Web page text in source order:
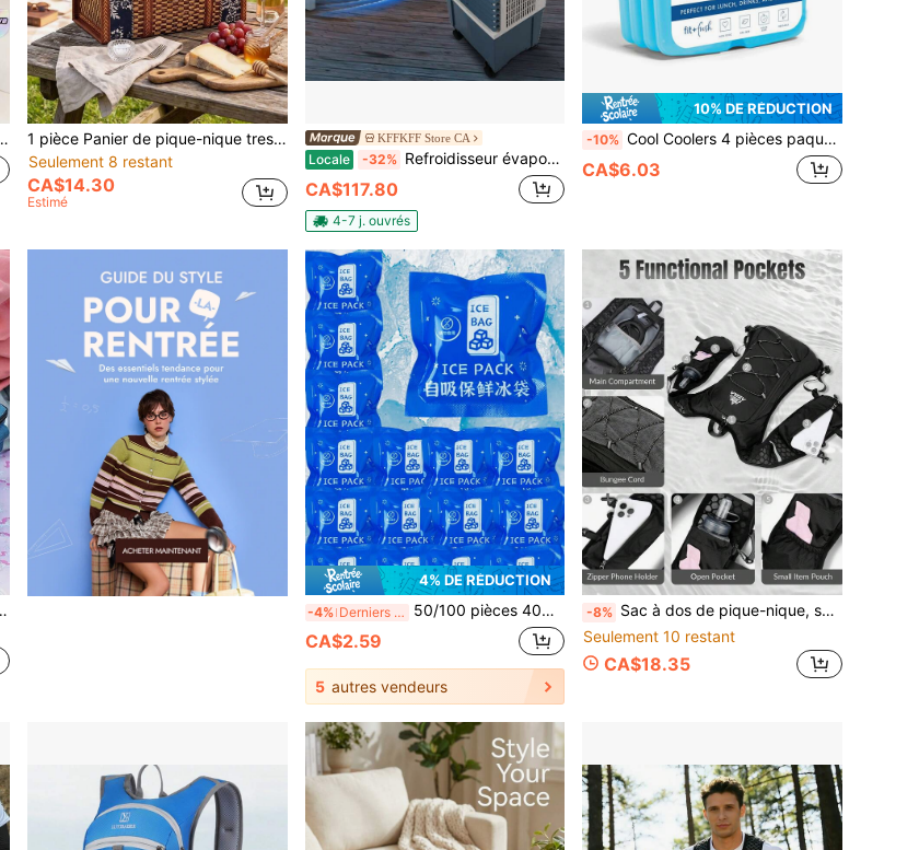
1 pièce Panier de pique-nique tressé floral bleu marine, style pastoral vintage, panier de rangement carré en faux rotin avec poignées renforcées et conception de grande capacité, doublure imperméable pour l'isolation thermique, boîte de rangement tressée rectangulaire, convient pour le pique-nique, le stockage des aliments & collations, le stockage des fruits, l'organisation de la cuisine, la décoration de la maison, l'emballage cadeau
Seulement 8 restant
CA$14.30
Estimé
KFFKFF Store CA
Locale -32% Refroidisseur évaporatif, refroidisseur d'air 1400 CFM, refroidisseur de marais oscillant à 84°, refroidisseur d'air portable de 5 gallons pour 550 pi² avec 3 vitesses réglables, utilisation intérieure et extérieure, homologué FCC
CA$117.80
4-7 j. ouvrés
10% DE RÉDUCTION
-10% Cool Coolers 4 pièces paquets de glace ultra-fins, paquets de glace réutilisables à congélation rapide et gain de place, Convient pour les boîtes à lunch ou les glacières, paquets de glace à congélation rapide bleus, Gain de place, Réutilisables, Convient pour les boîtes à lunch et les réfrigérateurs
CA$6.03
activités extérieures en maternelle, panier de rangement portable pour courts voyages
4% DE RÉDUCTION
-4% Derniers 3 jours 50/100 pièces 40ML, 200ML Sacs de glace réutilisables, sacs froids fins conçus pour la livraison express, convenant pour le refroidissement sportif, le refroidissement des boissons, les utilisations sans contact alimentaire, haute absorption, peuvent être utilisés pour le refroidissement, le stockage et le contrôle de la température. Convient pour le camping, les petits pique-niques et les glacières de camping, les boîtes à lunch et les réfrigérateurs, les fournitures de plage, les glacières
CA$2.59
5 autres vendeurs
-8% Sac à dos de pique-nique, sac à dos de gilet d'hydratation pour la course, gilet de course léger et respirant avec porte-téléphone pour femmes et hommes, sac d'hydratation 5L pour trail, randonnée, cyclisme et marathon
Seulement 10 restant
CA$18.35